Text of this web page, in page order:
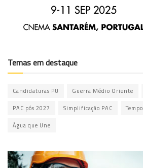
Temas em destaque
Candidaturas PU Guerra Médio Oriente
PAC pós 2027 Simplificação PAC
Água que Une